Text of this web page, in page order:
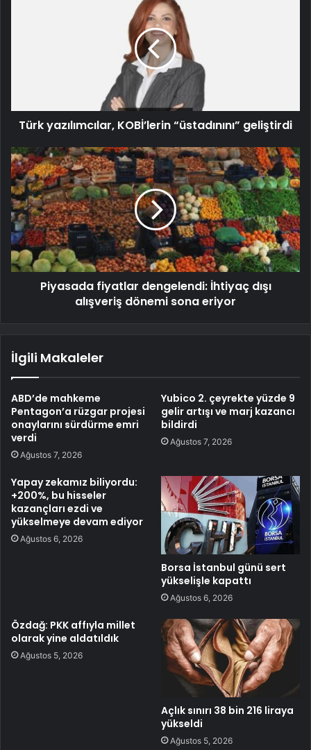
Türk yazılımcılar, KOBİ’lerin “üstadınını” geliştirdi
Piyasada fiyatlar dengelendi: İhtiyaç dışı
alışveriş dönemi sona eriyor
İlgili Makaleler
ABD’de mahkeme
Pentagon’a rüzgar projesi
onaylarını sürdürme emri
verdi
Ağustos 7, 2026
Yubico 2. çeyrekte yüzde 9
gelir artışı ve marj kazancı
bildirdi
Ağustos 7, 2026
Yapay zekamız biliyordu:
+200%, bu hisseler
kazançları ezdi ve
yükselmeye devam ediyor
Ağustos 6, 2026
Borsa İstanbul günü sert
yükselişle kapattı
Ağustos 6, 2026
Özdağ: PKK affıyla millet
olarak yine aldatıldık
Ağustos 5, 2026
Açlık sınırı 38 bin 216 liraya
yükseldi
Ağustos 5, 2026